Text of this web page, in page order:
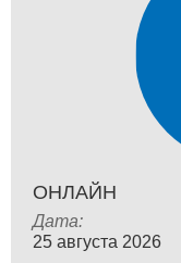
ОНЛАЙН
Дата:
25 августа 2026